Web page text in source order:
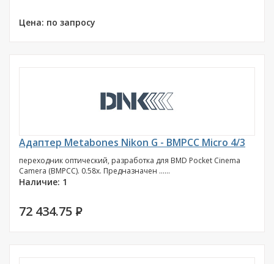
Цена: по запросу
Адаптер Metabones Nikon G - BMPCC Micro 4/3
переходник оптический, разработка для BMD Pocket Cinema
Camera (BMPCC). 0.58x. Предназначен ......
Наличие: 1
72 434.75 P